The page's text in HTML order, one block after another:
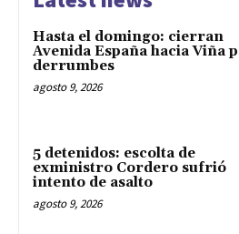
Hasta el domingo: cierran
Avenida España hacia Viña
derrumbes
agosto 9, 2026
5 detenidos: escolta de
exministro Cordero sufrió
intento de asalto
agosto 9, 2026